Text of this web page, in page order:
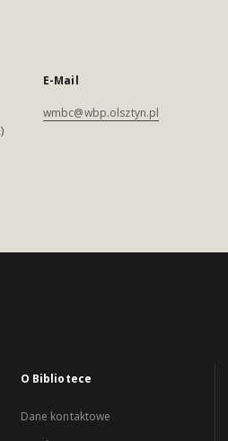
E-Mail
wmbc@wbp.olsztyn.pl
O Bibliotece
Dane kontaktowe